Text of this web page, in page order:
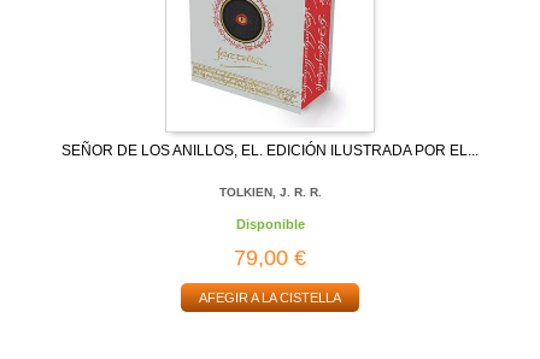
SEÑOR DE LOS ANILLOS, EL. EDICIÓN ILUSTRADA POR EL...
TOLKIEN, J. R. R.
Disponible
79,00 €
AFEGIR A LA CISTELLA